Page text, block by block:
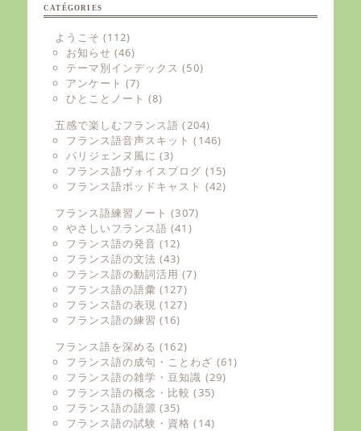
CATÉGORIES
ようこそ (112)
お知らせ (46)
テーマ別インデックス (50)
アンケート (7)
ひとことノート (8)
五感で楽しむフランス語 (204)
フランス語音声スキット (146)
パリジェンヌ風に (3)
フランス語ヴォイスブログ (15)
フランス語ポッドキャスト (42)
フランス語練習ノート (307)
やさしいフランス語 (41)
フランス語の発音 (12)
フランス語の文法 (43)
フランス語の動詞活用 (7)
フランス語の語彙 (127)
フランス語の表現 (127)
フランス語の練習 (16)
フランス語を深める (162)
フランス語の成句・ことわざ (61)
フランス語の雑学・豆知識 (29)
フランス語の概念・比較 (35)
フランス語の語源 (35)
フランス語の試験・資格 (14)